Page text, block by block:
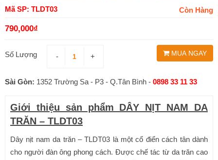
Mã SP: TLDT03 Còn Hàng
790,000₫
Số Lượng - + MUA NGAY
Sài Gòn: 1352 Trường Sa - P3 - Q.Tân Bình - 0898 33 11 33
Giới thiệu sản phẩm DÂY NỊT NAM DA
TRĂN – TLDT03
Dây nịt nam da trăn – TLDT03 là một cổ điển cách tân dành
cho người đàn ông phong cách. Được chế tác từ da trăn cao